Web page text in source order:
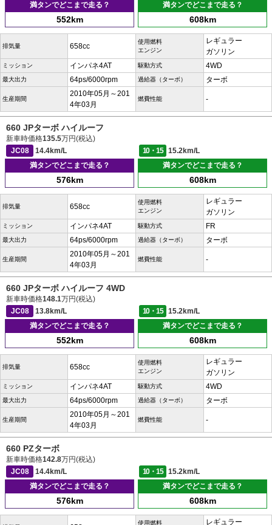
満タンでどこまで走る？
552km
満タンでどこまで走る？
608km
排気量 658cc
使用燃料
エンジン
レギュラー
ガソリン
ミッション インパネ4AT 駆動方式 4WD
最大出力 64ps/6000rpm 過給器（ターボ） ターボ
生産期間
2010年05月～201
4年03月
燃費性能 -
660 JPターボ ハイルーフ
新車時価格135.5万円(税込)
JC08
14.4km/L 10・15
15.2km/L
満タンでどこまで走る？
576km
満タンでどこまで走る？
608km
排気量 658cc
使用燃料
エンジン
レギュラー
ガソリン
ミッション インパネ4AT 駆動方式 FR
最大出力 64ps/6000rpm 過給器（ターボ） ターボ
生産期間
2010年05月～201
4年03月
燃費性能 -
660 JPターボ ハイルーフ 4WD
新車時価格148.1万円(税込)
JC08
13.8km/L 10・15
15.2km/L
満タンでどこまで走る？
552km
満タンでどこまで走る？
608km
排気量 658cc
使用燃料
エンジン
レギュラー
ガソリン
ミッション インパネ4AT 駆動方式 4WD
最大出力 64ps/6000rpm 過給器（ターボ） ターボ
生産期間
2010年05月～201
4年03月
燃費性能 -
660 PZターボ
新車時価格142.8万円(税込)
JC08
14.4km/L 10・15
15.2km/L
満タンでどこまで走る？
576km
満タンでどこまで走る？
608km
使用燃料 レギュラー